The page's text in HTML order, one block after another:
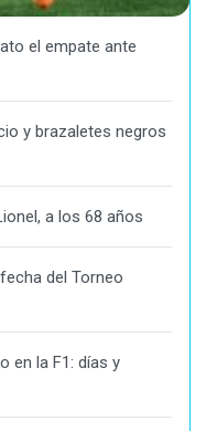
el empate ante
y brazaletes negros
a los 68 años
del Torneo
en la F1: días y